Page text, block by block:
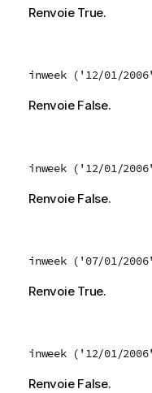
Renvoie True.
inweek ('12/01/
Renvoie False.
inweek ('12/01/
Renvoie False.
inweek ('07/01/
Renvoie True.
inweek ('12/01/
Renvoie False.